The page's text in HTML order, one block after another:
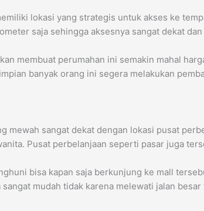
lokasi yang strategis untuk akses ke
saja sehingga aksesnya sangat dekat dan
membuat perumahan ini semakin mahal
banyak orang ini segera melakukan
mewah sangat dekat dengan lokasi pusat
Pusat perbelanjaan seperti pasar juga
bisa kapan saja berkunjung ke mall
mudah tidak karena melewati jalan besar